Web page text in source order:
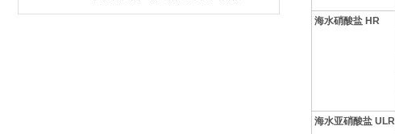
海水硝酸盐 HR
海水亚硝酸盐 ULR